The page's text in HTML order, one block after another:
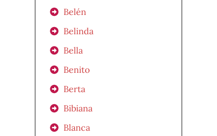
Belén
Belinda
Bella
Benito
Berta
Bibiana
Blanca